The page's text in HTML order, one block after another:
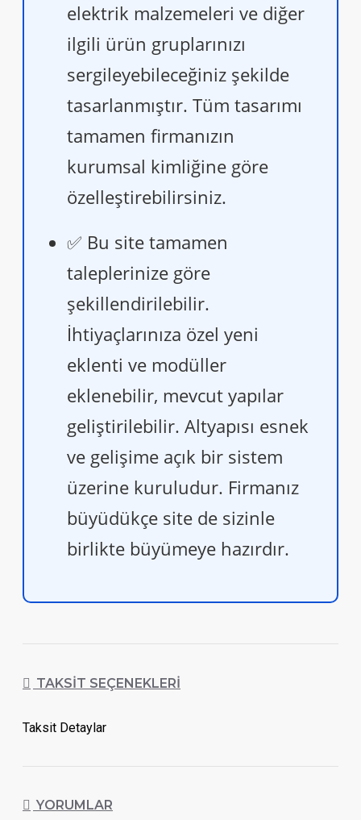
elektrik malzemeleri ve diğer
ilgili ürün gruplarınızı
sergileyebileceğiniz şekilde
tasarlanmıştır. Tüm tasarımı
tamamen firmanızın
kurumsal kimliğine göre
özelleştirebilirsiniz.
✅ Bu site tamamen
taleplerinize göre
şekillendirilebilir.
İhtiyaçlarınıza özel yeni
eklenti ve modüller
eklenebilir, mevcut yapılar
geliştirilebilir. Altyapısı esnek
ve gelişime açık bir sistem
üzerine kuruludur. Firmanız
büyüdükçe site de sizinle
birlikte büyümeye hazırdır.
TAKSIT SEÇENEKLERI
Taksit Detaylar
YORUMLAR